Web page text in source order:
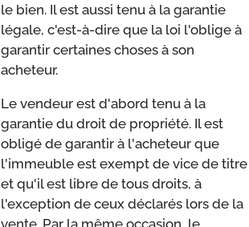
le bien. Il est aussi tenu à la garantie
légale, c'est-à-dire que la loi l'oblige à
garantir certaines choses à son
acheteur.
Le vendeur est d'abord tenu à la
garantie du droit de propriété. Il est
obligé de garantir à l'acheteur que
l'immeuble est exempt de vice de titre
et qu'il est libre de tous droits, à
l'exception de ceux déclarés lors de la
vente. Par la même occasion, le